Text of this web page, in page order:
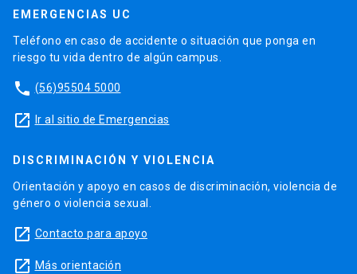
EMERGENCIAS UC
Teléfono en caso de accidente o situación que ponga en
riesgo tu vida dentro de algún campus.
phone (56)95504 5000
launch Ir al sitio de Emergencias
DISCRIMINACIÓN Y VIOLENCIA
Orientación y apoyo en casos de discriminación, violencia de
género o violencia sexual.
launch Contacto para apoyo
launch Más orientación